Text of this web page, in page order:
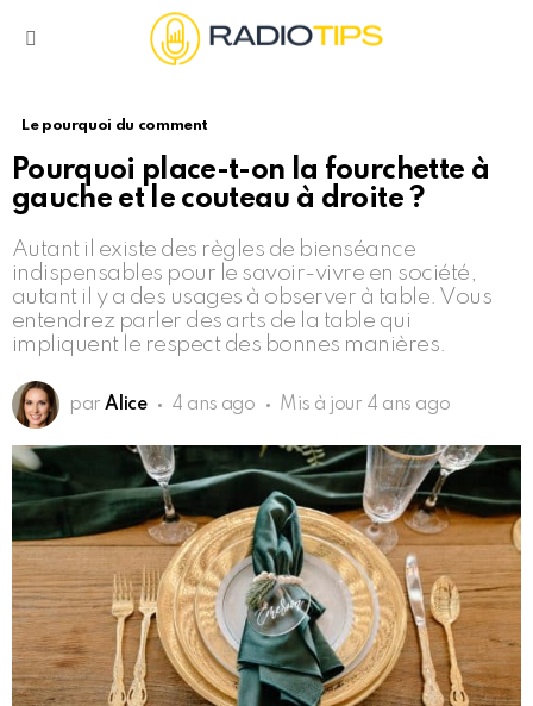
Le pourquoi du comment
Pourquoi place-t-on la fourchette à
gauche et le couteau à droite ?
Autant il existe des règles de bienséance
indispensables pour le savoir-vivre en société,
autant il y a des usages à observer à table. Vous
entendrez parler des arts de la table qui
impliquent le respect des bonnes manières.
par Alice 4 ans ago Mis à jour 4 ans ago